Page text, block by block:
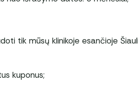
tik mūsų klinikoje esančioje
kuponus;